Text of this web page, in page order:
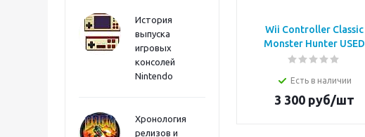
История
выпуска
игровых
консолей
Nintendo
Хронология
релизов и
Onimusha: Way of the
Sword PS5
Wii Controller Classic
Monster Hunter USED
Есть в наличии
3 300руб/шт